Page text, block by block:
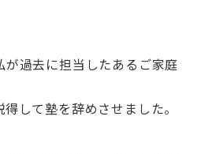
過去に担当したあるご家庭
して塾を辞めさせました。